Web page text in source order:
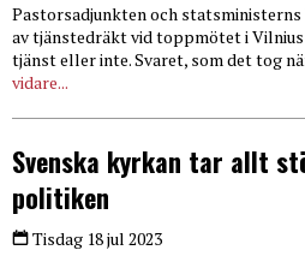
Pastorsadjunkten och
av tjänstedräkt vid toppmötet i
tjänst eller inte. Svaret, som det tog
vidare...
Svenska kyrkan tar allt
politiken
Tisdag 18 jul 2023